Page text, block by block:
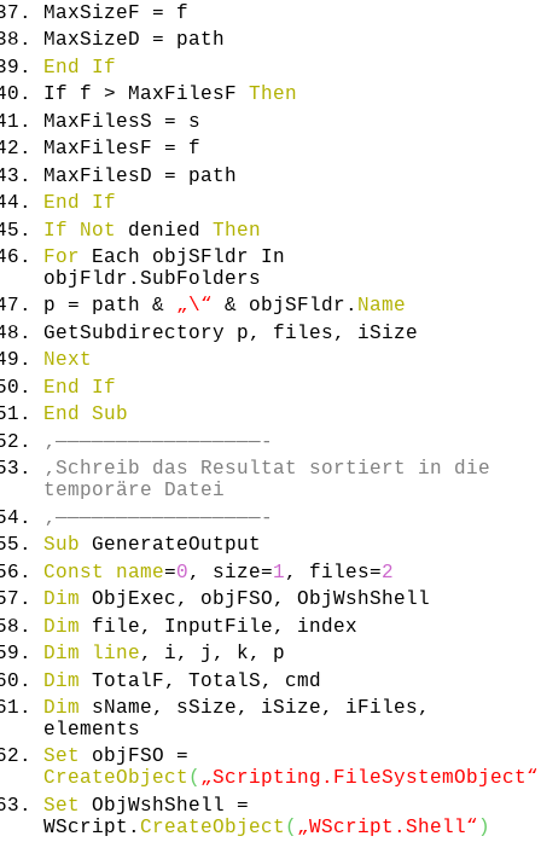
MaxSizeF = f
MaxSizeD = path
End
If
If f > MaxFilesF Then
MaxFilesS = s
MaxFilesF = f
MaxFilesD = path
End
If
If
Not denied Then
For Each objSFldr In
objFldr. SubFolders
p = path & „\“ & objSFldr. Name
GetSubdirectory p, files, iSize
Next
End
If
End
Sub
‚—————————————————-
‚Schreib das Resultat sortiert in die
temporäre Datei
‚—————————————————-
Sub GenerateOutput
Const
name=0, size=1, files=2
Dim ObjExec, objFSO, ObjWshShell
Dim file, InputFile, index
Dim
line, i, j, k, p
Dim TotalF, TotalS, cmd
Dim sName, sSize, iSize, iFiles,
elements
Set
objFSO =
CreateObject ( „Scripting.FileSystemObject“
Set
ObjWshShell =
WScript. CreateObject ( „WScript.Shell“ )